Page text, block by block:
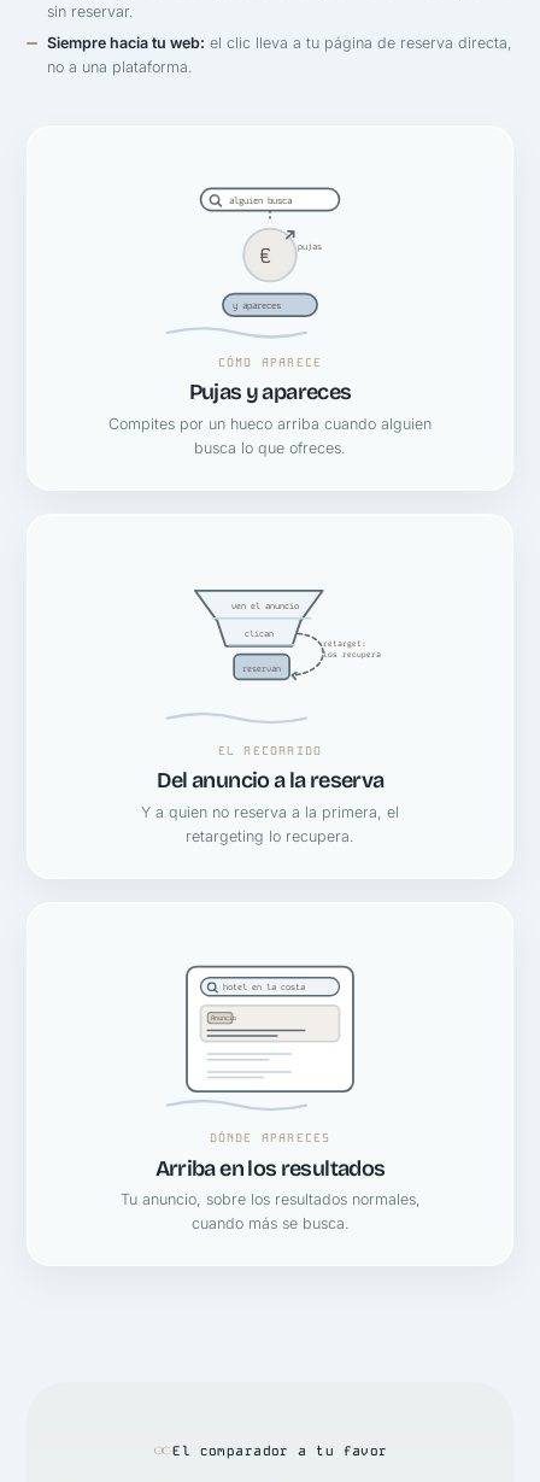
sin reservar.
Siempre hacia tu web: el clic lleva a tu página de reserva directa,
no a una plataforma.
alguien busca
€ pujas
y apareces
CÓMO APARECE
Pujas y apareces
Compites por un hueco arriba cuando alguien
busca lo que ofreces.
ven el anuncio
clican
reservan
retarget:
los recupera
EL RECORRIDO
Del anuncio a la reserva
Y a quien no reserva a la primera, el
retargeting lo recupera.
hotel en la costa
Anuncio
DÓNDE APARECES
Arriba en los resultados
Tu anuncio, sobre los resultados normales,
cuando más se busca.
El comparador a tu favor